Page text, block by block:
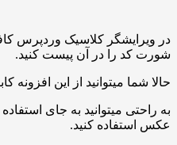
کلاسیک وردپرس کافی است
را در آن پیست کنید.
میتوانید از این افزونه کابردی
میتوانید به جای استفاده از
کنید.